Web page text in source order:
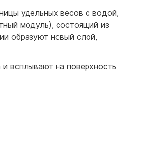
удельных весов с водой,
модуль), состоящий из
образуют новый слой,
всплывают на поверхность